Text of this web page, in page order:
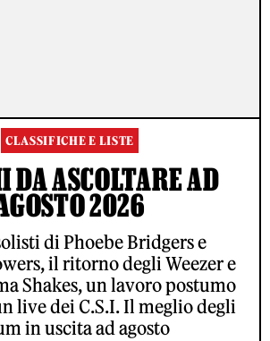
CLASSIFICHE E LISTE
DA ASCOLTARE AD
2026
di Phoebe Bridgers e
il ritorno degli Weezer e
Shakes, un lavoro postumo
live dei C.S.I. Il meglio degli
in uscita ad agosto